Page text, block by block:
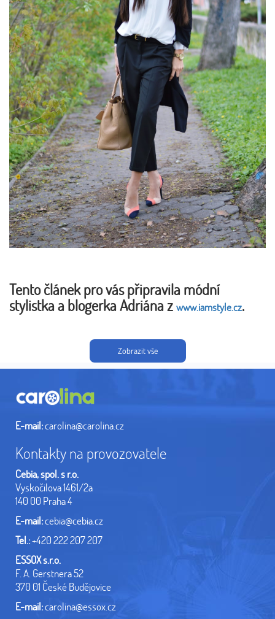
Tento článek pro vás připravila módní
stylistka a blogerka Adriána z www.iamstyle.cz.
Zobrazit vše
E-mail:carolina@carolina.cz
Kontakty na provozovatele
Cebia, spol. s r.o.
Vyskočilova 1461/2a
140 00 Praha 4
E-mail:cebia@cebia.cz
Tel.:+420 222 207 207
ESSOX s.r.o.
F. A. Gerstnera 52
370 01 České Budějovice
E-mail:carolina@essox.cz